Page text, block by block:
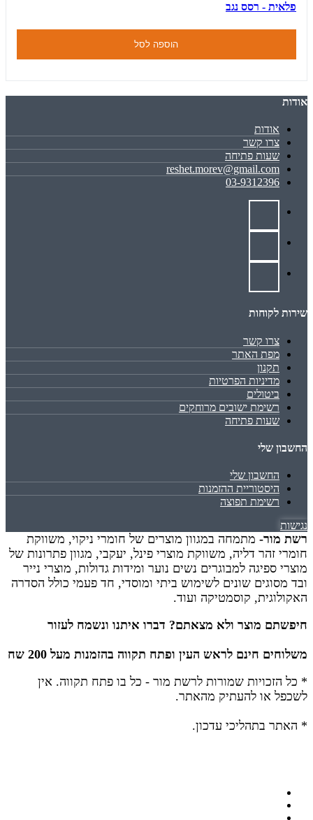
פלאית - רסס נגב
הוספה לסל
אודות
אודות
צרו קשר
שעות פתיחה
reshet.morev@gmail.com
03-9312396
שירות לקוחות
צרו קשר
מפת האתר
תקנון
מדיניות הפרטיות
ביטולים
רשימת ישובים מרוחקים
שעות פתיחה
החשבון שלי
החשבון שלי
היסטוריית ההזמנות
רשימת תפוצה
נגישות
רשת מור- מתמחה במגוון מוצרים של חומרי ניקוי, משווקת
חומרי זהר דליה, משווקת מוצרי פינל, יעקבי, מגוון פתרונות של
מוצרי ספיגה למבוגרים נשים נוער ומידות גדולות, מוצרי נייר
ובד מסוגים שונים לשימוש ביתי ומוסדי, חד פעמי כולל הסדרה
האקולוגית, קוסמטיקה ועוד.
חיפשתם מוצר ולא מצאתם? דברו איתנו ונשמח לעזור
משלוחים חינם לראש העין ופתח תקווה בהזמנות מעל 200 שח
* כל הזכויות שמורות לרשת מור - כל בו פתח תקווה. אין
לשכפל או להעתיק מהאתר.
* האתר בתהליכי עדכון.